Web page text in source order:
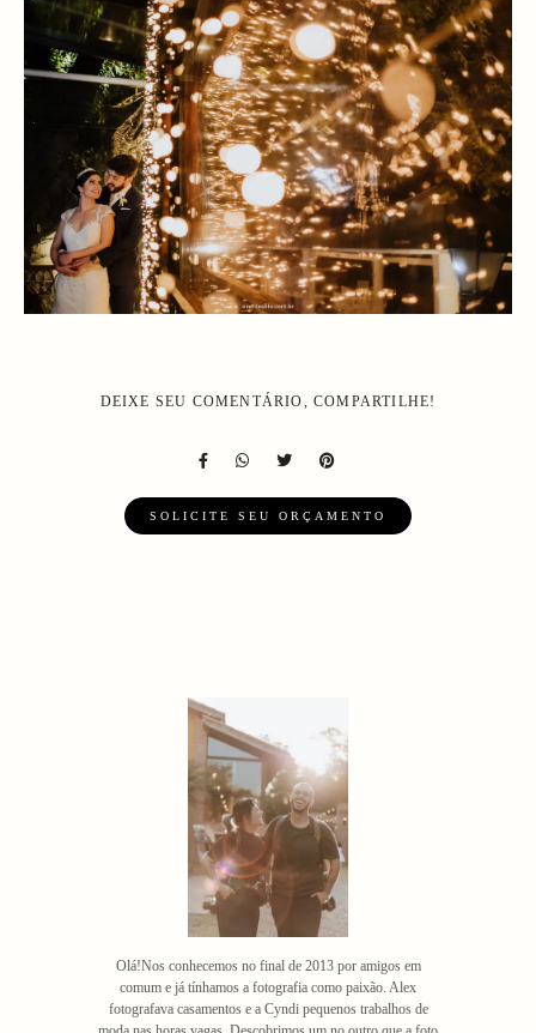
DEIXE SEU COMENTÁRIO, COMPARTILHE!
SOLICITE SEU ORÇAMENTO
Olá!Nos conhecemos no final de 2013 por amigos em
comum e já tínhamos a fotografia como paixão. Alex
fotografava casamentos e a Cyndi pequenos trabalhos de